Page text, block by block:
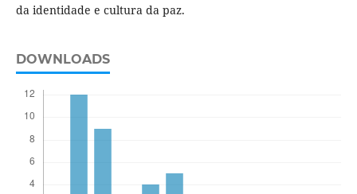
da identidade e cultura da paz.
DOWNLOADS